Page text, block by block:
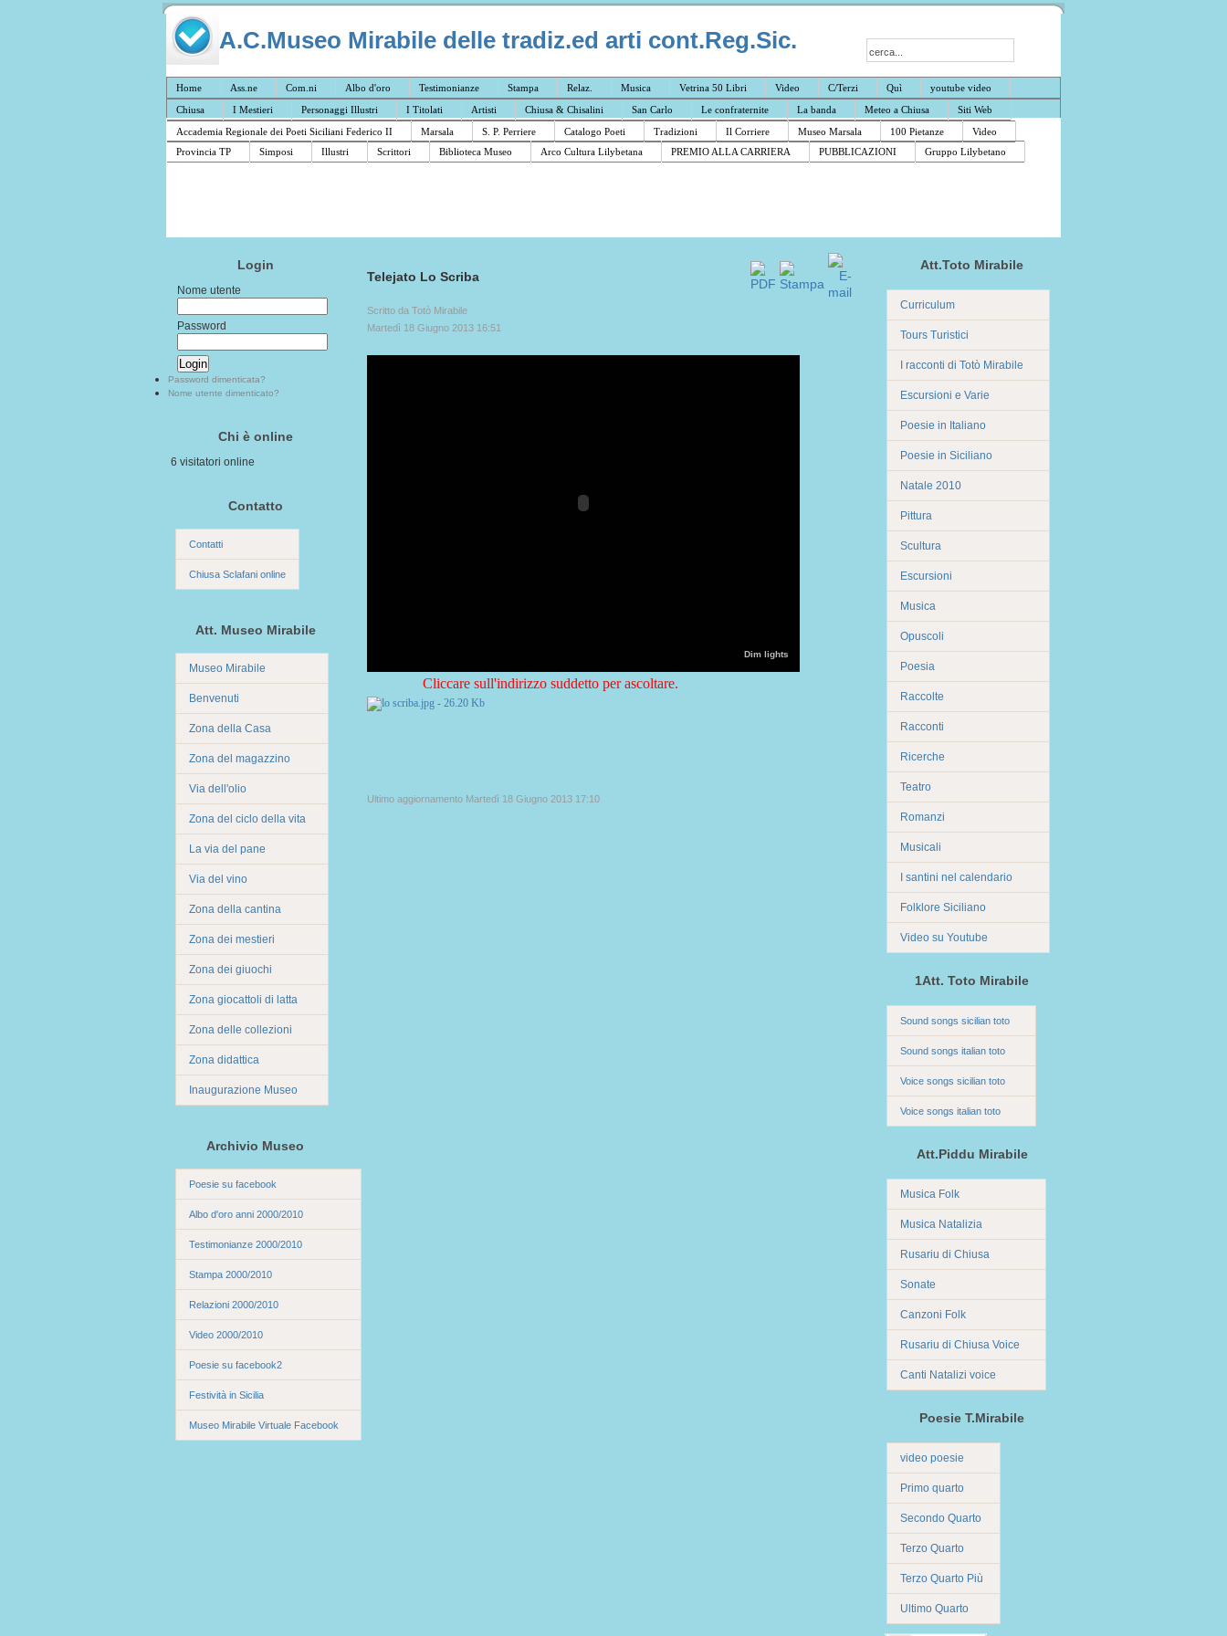
A.C.Museo Mirabile delle tradiz.ed arti cont.Reg.Sic.
Home Ass.ne Com.ni Albo d'oro Testimonianze Stampa Relaz. Musica Vetrina 50 Libri Video C/Terzi Quì
youtube video
Chiusa
I Mestieri Personaggi Illustri I Titolati Artisti Chiusa & Chisalini San Carlo Le confraternite La banda Meteo a Chiusa
Siti Web
Accademia Regionale dei Poeti Siciliani Federico II
Marsala S. P. Perriere Catalogo Poeti Tradizioni Il Corriere Museo Marsala 100 Pietanze
Video
Provincia TP
Simposi Illustri Scrittori Biblioteca Museo Arco Cultura Lilybetana PREMIO ALLA CARRIERA PUBBLICAZIONI Gruppo Lilybetano
Login
Nome utente
Password
Password dimenticata?
Nome utente dimenticato?
Chi è online
6 visitatori online
Contatto
Contatti
Chiusa Sclafani online
Att. Museo Mirabile
Museo Mirabile
Benvenuti
Zona della Casa
Zona del magazzino
Via dell'olio
Zona del ciclo della vita
La via del pane
Via del vino
Zona della cantina
Zona dei mestieri
Zona dei giuochi
Zona giocattoli di latta
Zona delle collezioni
Zona didattica
Inaugurazione Museo
Archivio Museo
Poesie su facebook
Albo d'oro anni 2000/2010
Testimonianze 2000/2010
Stampa 2000/2010
Relazioni 2000/2010
Video 2000/2010
Poesie su facebook2
Festività in Sicilia
Museo Mirabile Virtuale Facebook
Telejato Lo Scriba
Scritto da Totò Mirabile
Martedì 18 Giugno 2013 16:51
Dim lights
Cliccare sull'indirizzo suddetto per ascoltare.
Ultimo aggiornamento Martedì 18 Giugno 2013 17:10
Att.Toto Mirabile
Curriculum
Tours Turistici
I racconti di Totò Mirabile
Escursioni e Varie
Poesie in Italiano
Poesie in Siciliano
Natale 2010
Pittura
Scultura
Escursioni
Musica
Opuscoli
Poesia
Raccolte
Racconti
Ricerche
Teatro
Romanzi
Musicali
I santini nel calendario
Folklore Siciliano
Video su Youtube
1Att. Toto Mirabile
Sound songs sicilian toto
Sound songs italian toto
Voice songs sicilian toto
Voice songs italian toto
Att.Piddu Mirabile
Musica Folk
Musica Natalizia
Rusariu di Chiusa
Sonate
Canzoni Folk
Rusariu di Chiusa Voice
Canti Natalizi voice
Poesie T.Mirabile
video poesie
Primo quarto
Secondo Quarto
Terzo Quarto
Terzo Quarto Più
Ultimo Quarto